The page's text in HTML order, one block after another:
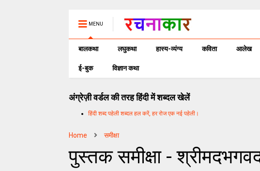
MENU
बालकथा लघुकथा हास्य-व्यंग्य कविता आलेख
ई-बुक विज्ञान कथा
अंग्रेज़ी वर्डल की तरह हिंदी में शब्दल खेलें
हिंदी शब्द पहेली शब्दल हल करें, हर रोज एक नई पहेली।
Home समीक्षा
पुस्तक समीक्षा -